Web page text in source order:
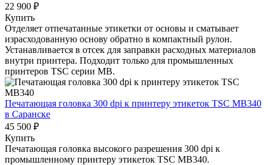
22 900 ₽
Купить
Отделяет отпечатанные этикетки от основы и сматывает
израсходованную основу обратно в компактный рулон.
Устанавливается в отсек для заправки расходных материалов
внутри принтера. Подходит только для промышленных
принтеров TSC серии MB.
Печатающая головка 300 dpi к принтеру этикеток TSC MB340
в Саранске
45 500 ₽
Купить
Печатающая головка высокого разрешения 300 dpi к
промышленному принтеру этикеток TSC MB340.